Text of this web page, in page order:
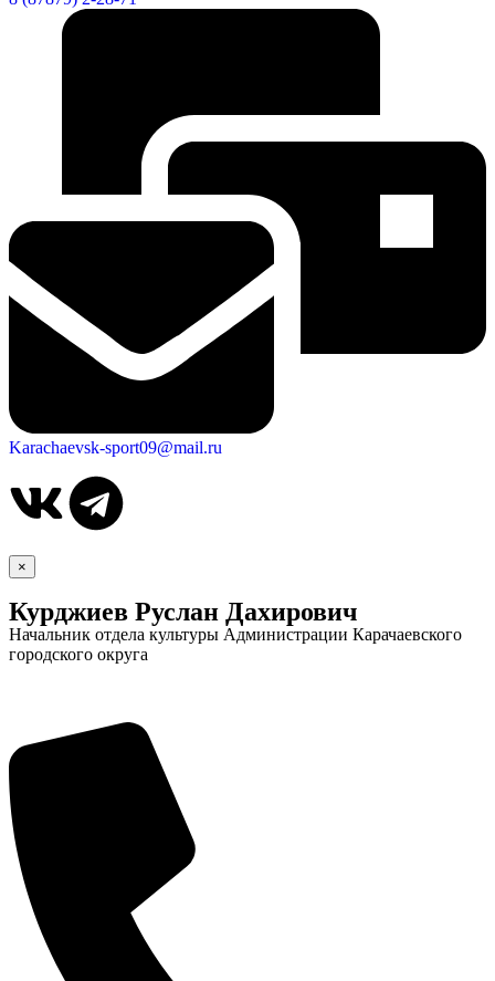
Karachaevsk-sport09@mail.ru
×
Курджиев Руслан Дахирович
Начальник отдела культуры Администрации Карачаевского
городского округа